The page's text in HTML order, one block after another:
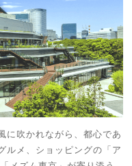
に吹かれながら、都心であ
ルメ、ショッピングの「ア